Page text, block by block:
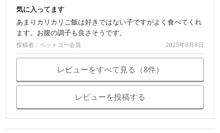
気に入ってます
あまりカリカリご飯は好きではない子ですがよく食べてくれ
ます。お腹の調子も良さそうです。
投稿者：ペットゴー会員 2025年8月8日
レビューをすべて見る（8件）
レビューを投稿する